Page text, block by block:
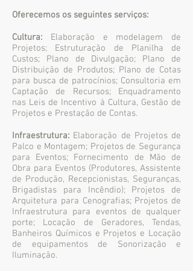
Oferecemos os seguintes serviços:
Cultura: Elaboração e modelagem de
Projetos; Estruturação de Planilha de
Custos; Plano de Divulgação; Plano de
Distribuição de Produtos; Plano de Cotas
para busca de patrocínios; Consultoria em
Captação de Recursos; Enquadramento
nas Leis de Incentivo à Cultura, Gestão de
Projetos e Prestação de Contas.
Infraestrutura: Elaboração de Projetos de
Palco e Montagem; Projetos de Segurança
para Eventos; Fornecimento de Mão de
Obra para Eventos (Produtores, Assistente
de Produção, Recepcionistas, Seguranças,
Brigadistas para Incêndio); Projetos de
Arquitetura para Cenografias; Projetos de
Infraestrutura para eventos de qualquer
porte; Locação de Geradores, Tendas,
Banheiros Químicos e Projetos e Locação
de equipamentos de Sonorização e
Iluminação.